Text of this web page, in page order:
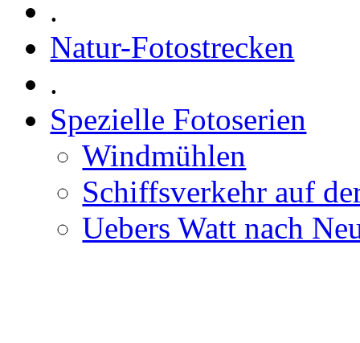
.
Natur-Fotostrecken
.
Spezielle Fotoserien
Windmühlen
Schiffsverkehr auf
Uebers Watt nach